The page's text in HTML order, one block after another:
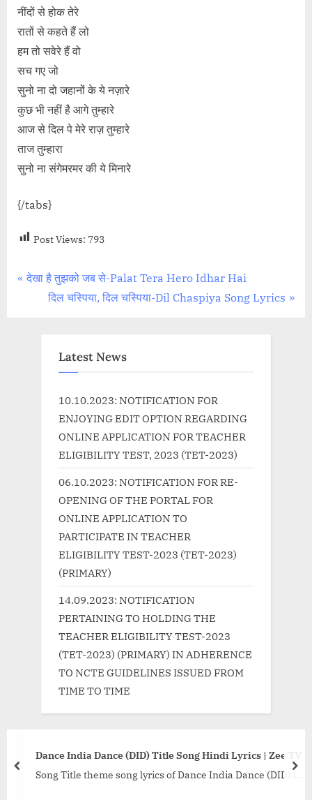
नींदों से होक तेरे
रातों से कहते हैं लो
हम तो सवेरे हैं वो
सच गए जो
सुनो ना दो जहानों के ये नज़ारे
कुछ भी नहीं है आगे तुम्हारे
आज से दिल पे मेरे राज़ तुम्हारे
ताज तुम्हारा
सुनो ना संगेमरमर की ये मिनारे
{/tabs}
Post Views: 793
Post
navigation
P
देखा है तुझको जब से-Palat Tera Hero Idhar Hai
N
दिल चस्पिया, दिल चस्पिया-Dil Chaspiya Song Lyrics
Latest News
10.10.2023: NOTIFICATION FOR
ENJOYING EDIT OPTION REGARDING
ONLINE APPLICATION FOR TEACHER
ELIGIBILITY TEST, 2023 (TET-2023)
06.10.2023: NOTIFICATION FOR RE-
OPENING OF THE PORTAL FOR
ONLINE APPLICATION TO
PARTICIPATE IN TEACHER
ELIGIBILITY TEST-2023 (TET-2023)
(PRIMARY)
14.09.2023: NOTIFICATION
PERTAINING TO HOLDING THE
TEACHER ELIGIBILITY TEST-2023
(TET-2023) (PRIMARY) IN ADHERENCE
TO NCTE GUIDELINES ISSUED FROM
TIME TO TIME
Dance India Dance (DID) Title Song Hindi Lyrics | Zee TV
Song Title theme song lyrics of Dance India Dance (DID) in
prev